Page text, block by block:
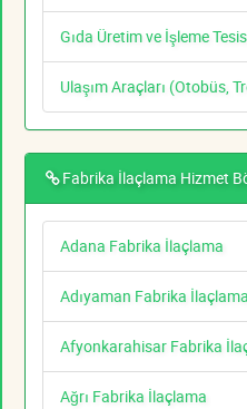
Gıda Üretim ve İşleme
Ulaşım Araçları (Otobüs,
Fabrika İlaçlama Hizmet
Adana Fabrika İlaçlama
Adıyaman Fabrika İlaçlama
Afyonkarahisar Fabrika
Ağrı Fabrika İlaçlama